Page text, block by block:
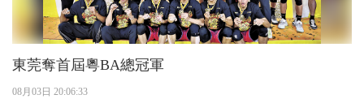
東莞奪首屆粵BA總冠軍
08月03日 20:06:33